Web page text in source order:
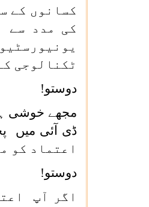
کسانوں کے
کی مدد سے
ٹکنالوجی
دوستو!
اعتماد کو
دوستو!
اگر آپ